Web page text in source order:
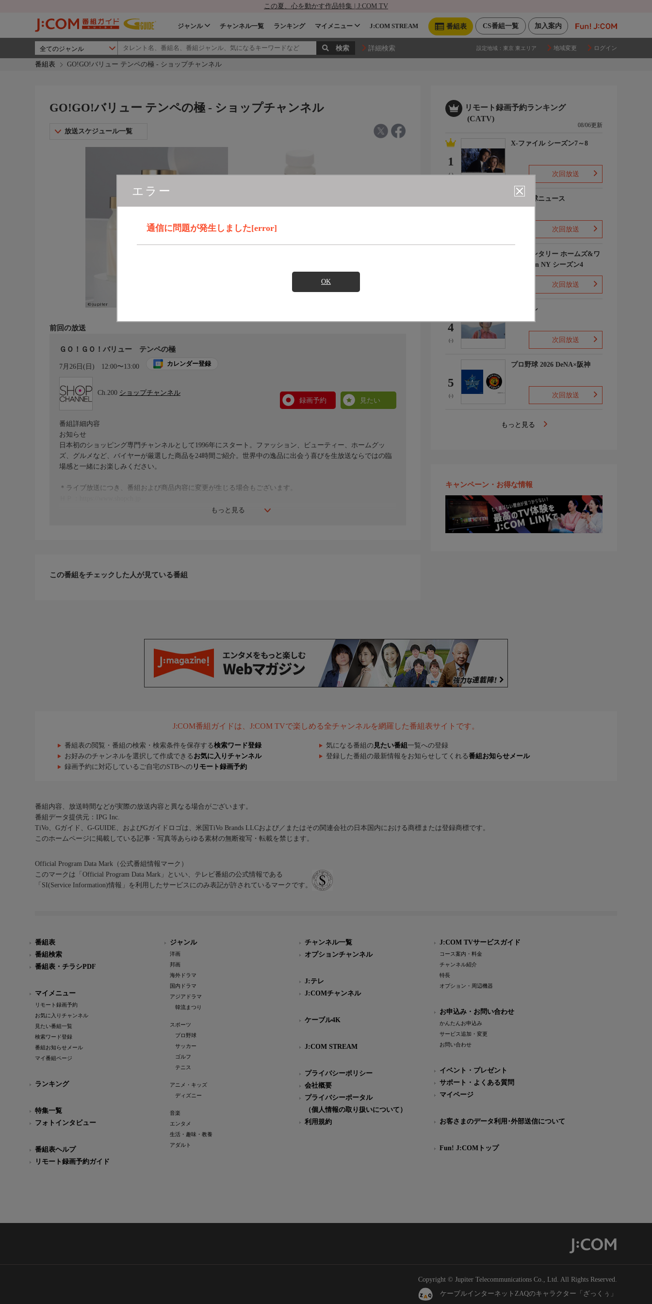
この夏、心を動かす作品特集 | J:COM TV
加入案内
CS番組一覧
番組表
ジャンル チャンネル一覧 ランキング マイメニュー J:COM STREAM
詳細検索 設定地域： 東京 東エリア 地域変更 ログイン
番組表 GO!GO!バリュー テンペの極 - ショップチャンネル
エラー
通信に問題が発生しました[error]
OK
GO!GO!バリュー テンペの極 - ショップチャンネル
放送スケジュール一覧
前回の放送
ＧＯ！ＧＯ！バリュー テンペの極
7月26日(日) 12:00〜13:00 カレンダー登録
Ch.200 ショップチャンネル
録画予約
見たい
もっと見る
番組詳細内容
お知らせ
日本初のショッピング専門チャンネルとして1996年にスタート。ファッション、ビューティー、ホームグッ
ズ、グルメなど、バイヤーが厳選した商品を24時間ご紹介。世界中の逸品に出会う喜びを生放送ならではの臨
場感と一緒にお楽しみください。
＊ライブ放送につき、番組および商品内容に変更が生じる場合もございます。
この番組をチェックした人が見ている番組
リモート録画予約ランキング
(CATV)
08/06更新
1
(-)
X-ファイル シーズン7～8
次回放送
プロ野球ニュース
次回放送
エレメンタリー ホームズ&ワ
トソン in NY シーズン4
次回放送
4
(-)
下山メシ
次回放送
5
(-)
プロ野球 2026 DeNA×阪神
次回放送
もっと見る
キャンペーン・お得な情報
J:COM番組ガイドは、J:COM TVで楽しめる全チャンネルを網羅した番組表サイトです。
番組表の閲覧・番組の検索・検索条件を保存する検索ワード登録 気になる番組の 見たい番組 一覧への登録
お好みのチャンネルを選択して作成できる お気に入りチャンネル 登録した番組の最新情報をお知らせしてくれる番組お知らせメール
録画予約に対応しているご自宅のSTBへの リモート録画予約
番組内容、放送時間などが実際の放送内容と異なる場合がございます。
番組データ提供元：IPG Inc.
TiVo、Gガイド、G-GUIDE、およびGガイドロゴは、米国TiVo Brands LLCおよび／またはその関連会社の日本国内における商標または登録商標です。
このホームページに掲載している記事・写真等あらゆる素材の無断複写・転載を禁じます。
Official Program Data Mark（公式番組情報マーク）
このマークは「Official Program Data Mark」といい、テレビ番組の公式情報である
「SI(Service Information)情報」を利用したサービスにのみ表記が許されているマークです。
番組表
番組検索
番組表・チラシPDF
マイメニュー
リモート録画予約
お気に入りチャンネル
見たい番組一覧
検索ワード登録
番組お知らせメール
マイ番組ページ
ランキング
特集一覧
フォトインタビュー
番組表ヘルプ
リモート録画予約ガイド
ジャンル
洋画
邦画
海外ドラマ
国内ドラマ
アジアドラマ
韓流まつり
スポーツ
プロ野球
サッカー
ゴルフ
テニス
アニメ・キッズ
ディズニー
音楽
エンタメ
生活・趣味・教養
アダルト
チャンネル一覧
オプションチャンネル
J:テレ
J:COMチャンネル
ケーブル4K
J:COM STREAM
プライバシーポリシー
会社概要
プライバシーポータル
（個人情報の取り扱いについて）
利用規約
J:COM TVサービスガイド
コース案内・料金
チャンネル紹介
特長
オプション・周辺機器
お申込み・お問い合わせ
かんたんお申込み
サービス追加・変更
お問い合わせ
イベント・プレゼント
サポート・よくある質問
マイページ
お客さまのデータ利用･外部送信について
Fun! J:COMトップ
Copyright © Jupiter Telecommunications Co., Ltd. All Rights Reserved.
ケーブルインターネットZAQのキャラクター「ざっくぅ」